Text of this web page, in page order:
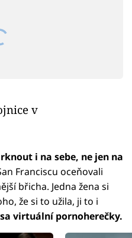
v
i na sebe, ne jen na
Franciscu oceňovali
břicha. Jedna žena si
že si to užila, ji to i
virtuální pornoherečky.